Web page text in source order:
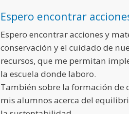
Espero encontrar
Espero encontrar acciones y
conservación y el cuidado de
recursos, que me permitan
la escuela donde laboro.
También sobre la formación de
mis alumnos acerca del